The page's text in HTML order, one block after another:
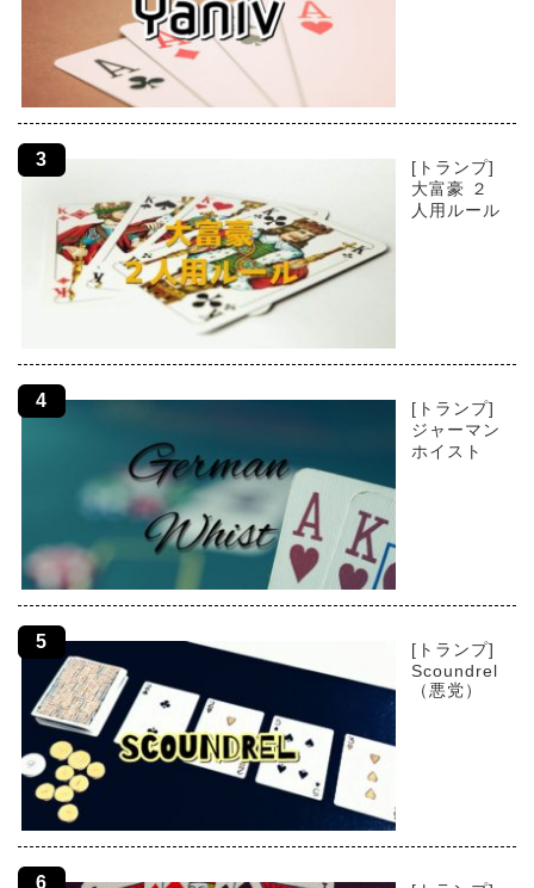
[トランプ]
大富豪 ２
人用ルール
[トランプ]
ジャーマン
ホイスト
[トランプ]
Scoundrel
（悪党）